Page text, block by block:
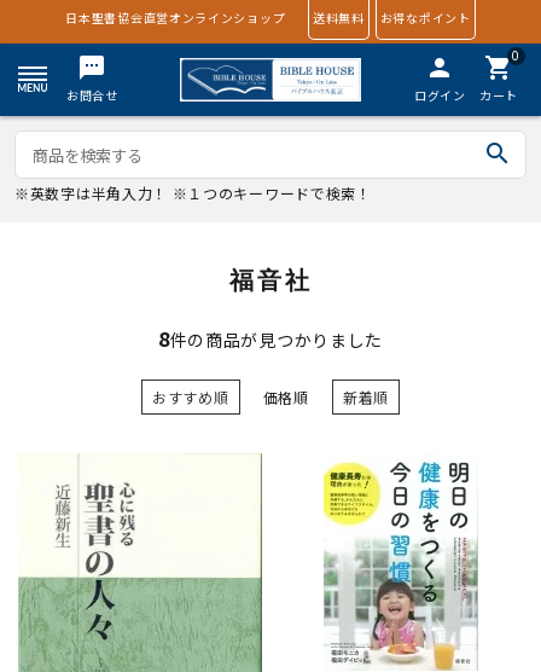
日本聖書協会直営オンラインショップ 送料無料 お得なポイント
textsms
お問合せ
person
ログイン
0
shopping_cart
カート
search
※英数字は半角入力！ ※１つのキーワードで検索！
福音社
8件の商品が見つかりました
おすすめ順 価格順 新着順